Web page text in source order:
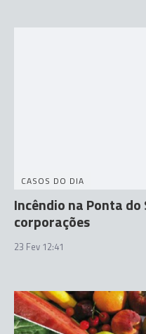
CASOS DO DIA
Incêndio na Ponta
corporações
23 Fev 12:41